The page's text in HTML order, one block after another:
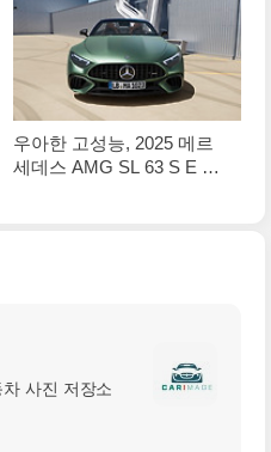
우아한 고성능, 2025 메르
세데스 AMG SL 63 S E 퍼
사진 저장소